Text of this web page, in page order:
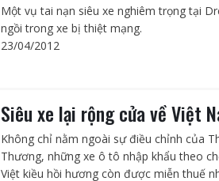
Một vụ tai nạn siêu xe nghiêm trọng tại
ngồi trong xe bị thiệt mạng.
23/04/2012
Siêu xe lại rộng cửa về Việt
Không chỉ nằm ngoài sự điều chỉnh của
Thương, những xe ô tô nhập khẩu theo
Việt kiều hồi hương còn được miễn thuế